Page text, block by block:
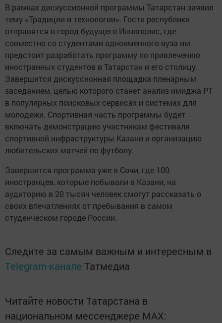
В рамках дискуссионной программы Татарстан заявил
тему «Традиции и технологии». Гости республики
отправятся в город будущего Иннополис, где
совместно со студентами одноименного вуза им
предстоит разработать программу по привлечению
иностранных студентов в Татарстан и его столицу.
Завершится дискуссионная площадка пленарным
заседанием, целью которого станет анализ имиджа РТ
в популярных поисковых сервисах и системах для
молодежи. Спортивная часть программы будет
включать демонстрацию участникам фестиваля
спортивной инфраструктуры Казани и организацию
любительских матчей по футболу.
Завершится программа уже в Сочи, где 100
иностранцев, которые побывали в Казани, на
аудиторию в 20 тысяч человек смогут рассказать о
своих впечатлениях от пребывания в самом
студенческом городе России.
Следите за самым важным и интересным в
Telegram-канале Татмедиа
Читайте новости Татарстана в
национальном мессенджере MАХ: